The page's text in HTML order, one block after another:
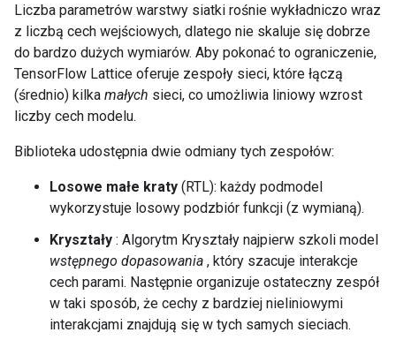
Liczba parametrów warstwy siatki rośnie wykładniczo wraz
z liczbą cech wejściowych, dlatego nie skaluje się dobrze
do bardzo dużych wymiarów. Aby pokonać to ograniczenie,
TensorFlow Lattice oferuje zespoły sieci, które łączą
(średnio) kilka małych sieci, co umożliwia liniowy wzrost
liczby cech modelu.
Biblioteka udostępnia dwie odmiany tych zespołów:
Losowe małe kraty (RTL): każdy podmodel
wykorzystuje losowy podzbiór funkcji (z wymianą).
Kryształy : Algorytm Kryształy najpierw szkoli model
wstępnego dopasowania , który szacuje interakcje
cech parami. Następnie organizuje ostateczny zespół
w taki sposób, że cechy z bardziej nieliniowymi
interakcjami znajdują się w tych samych sieciach.